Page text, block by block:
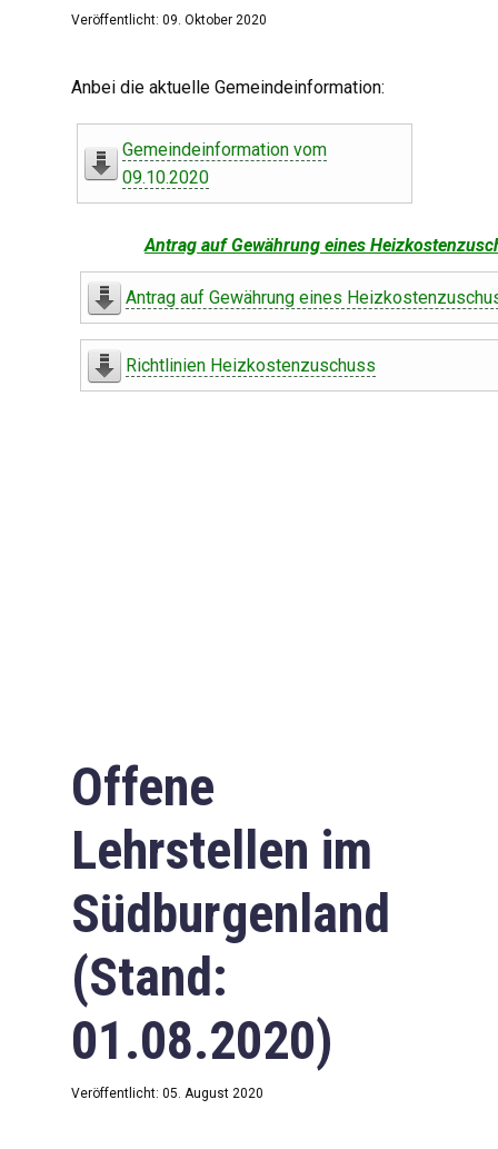
Veröffentlicht: 09. Oktober 2020
Anbei die aktuelle Gemeindeinformation:
Gemeindeinformation vom
09.10.2020
Antrag auf Gewährung eines
Antrag auf Gewährung eines
Richtlinien Heizkostenzuschuss
Offene
Lehrstellen im
Südburgenland
(Stand:
01.08.2020)
Veröffentlicht: 05. August 2020